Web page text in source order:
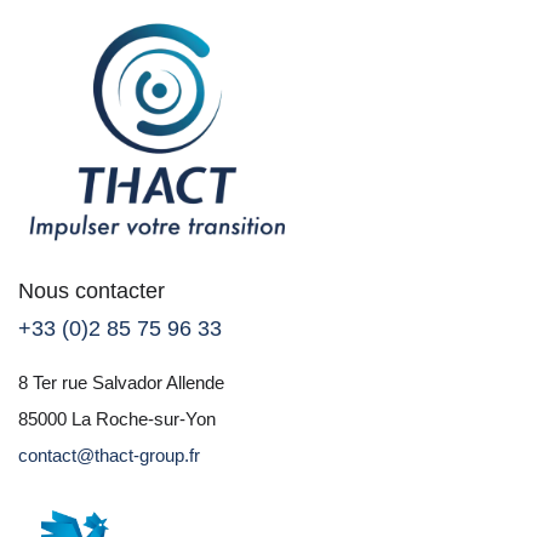
Nous contacter
+33 (0)2 85 75 96 33
8 Ter rue Salvador Allende
85000 La Roche-sur-Yon
contact@thact-group.fr